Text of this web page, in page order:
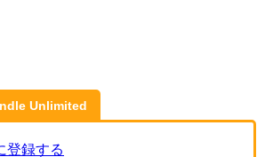
Unlimited
登録する